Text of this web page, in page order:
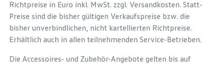
Richtpreise in Euro inkl. MwSt. zzgl. Versandkosten. Statt-
Preise sind die bisher gültigen Verkaufspreise bzw. die
bisher unverbindlichen, nicht kartellierten Richtpreise.
Erhältlich auch in allen teilnehmenden Service-Betrieben.
Die Accessoires- und Zubehör-Angebote gelten bis auf